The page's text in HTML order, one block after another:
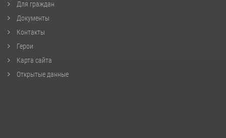
Для граждан
Документы
Контакты
Герои
Карта сайта
Открытые данные